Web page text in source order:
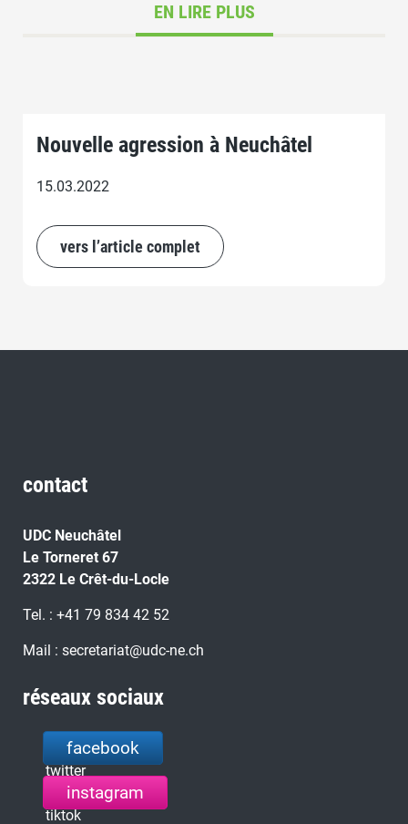
EN LIRE PLUS
Nouvelle agression à Neuchâtel
15.03.2022
vers l’article complet
contact
UDC Neuchâtel
Le Torneret 67
2322 Le Crêt-du-Locle
Tel. : +41 79 834 42 52
Mail : secretariat@udc-ne.ch
réseaux sociaux
facebook
twitter
instagram
tiktok